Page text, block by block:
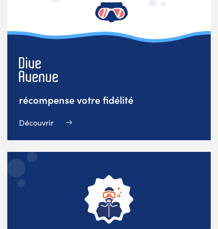
récompense votre fidélité
Découvrir